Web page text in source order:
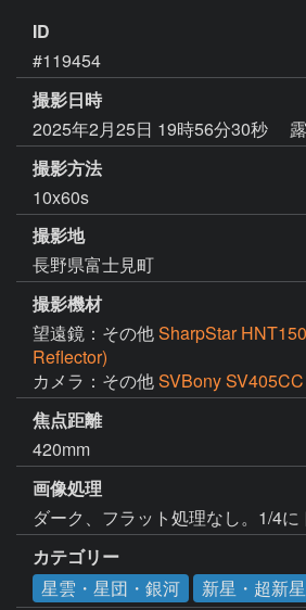
ID
#119454
撮影日時
2025年2月25日 19時56分30秒
撮影方法
10x60s
撮影地
長野県富士見町
撮影機材
望遠鏡：その他SharpStar
Reflector)
カメラ：その他SVBony SV405CC
焦点距離
420mm
画像処理
ダーク、フラット処理なし。1/4に
カテゴリー
星雲・星団・銀河
新星・超新